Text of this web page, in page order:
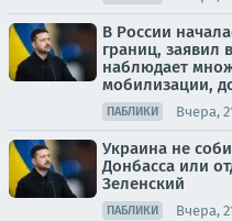
В России
границ, заявил
наблюдает
мобилизации,
ПАБЛИКИ Вчера,
Украина не
Донбасса или
Зеленский
ПАБЛИКИ Вчера,